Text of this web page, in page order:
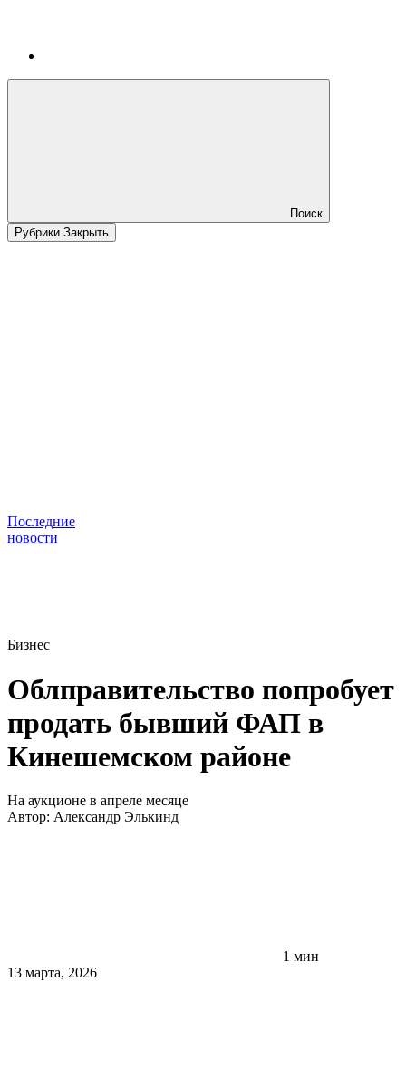
Поиск
Рубрики Закрыть
Последние
новости
Бизнес
Облправительство попробует
продать бывший ФАП в
Кинешемском районе
На аукционе в апреле месяце
Автор: Александр Элькинд
1 мин
13 марта, 2026